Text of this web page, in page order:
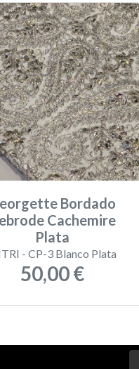
Bordado
Cachemire
Plata
- CP-3 Blanco Plata
50,00 €